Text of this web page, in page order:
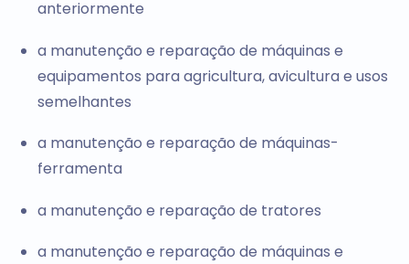
anteriormente
a manutenção e reparação de máquinas e
equipamentos para agricultura, avicultura e usos
semelhantes
a manutenção e reparação de máquinas-
ferramenta
a manutenção e reparação de tratores
a manutenção e reparação de máquinas e